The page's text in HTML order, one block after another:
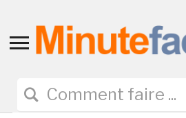
Toggle
navigation